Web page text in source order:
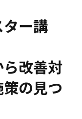
ター講
改善対
の見つ